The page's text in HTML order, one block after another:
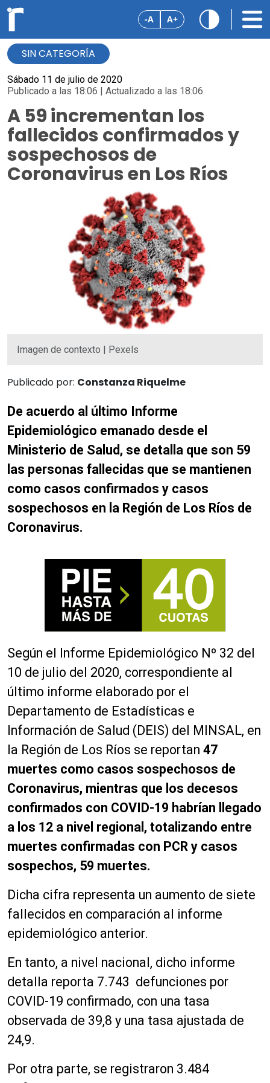
-A A+
SIN CATEGORÍA
Sábado 11 de julio de 2020
Publicado a las 18:06 | Actualizado a las 18:06
A 59 incrementan los
fallecidos confirmados y
sospechosos de
Coronavirus en Los Ríos
Imagen de contexto | Pexels
Publicado por: Constanza Riquelme
De acuerdo al último Informe
Epidemiológico emanado desde el
Ministerio de Salud, se detalla que son 59
las personas fallecidas que se mantienen
como casos confirmados y casos
sospechosos en la Región de Los Ríos de
Coronavirus.
Según el Informe Epidemiológico Nº 32 del
10 de julio del 2020, correspondiente al
último informe elaborado por el
Departamento de Estadísticas e
Información de Salud (DEIS) del MINSAL, en
la Región de Los Ríos se reportan 47
muertes como casos sospechosos de
Coronavirus, mientras que los decesos
confirmados con COVID-19 habrían llegado
a los 12 a nivel regional, totalizando entre
muertes confirmadas con PCR y casos
sospechos, 59 muertes.
Dicha cifra representa un aumento de siete
fallecidos en comparación al informe
epidemiológico anterior.
En tanto, a nivel nacional, dicho informe
detalla reporta 7.743 defunciones por
COVID-19 confirmado, con una tasa
observada de 39,8 y una tasa ajustada de
24,9.
Por otra parte, se registraron 3.484